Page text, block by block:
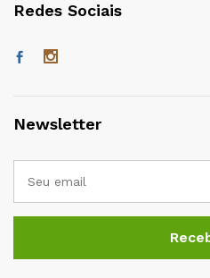
Redes Sociais
Newsletter